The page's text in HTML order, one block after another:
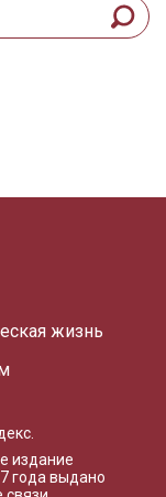
жизнь
издание
года выдано